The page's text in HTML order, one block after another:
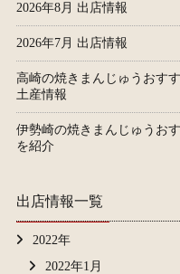
2026年8月 出店情報
2026年7月 出店情報
高崎の焼きまんじゅうおす
土産情報
伊勢崎の焼きまんじゅうお
を紹介
出店情報一覧
2022年
2022年1月